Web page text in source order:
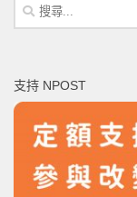
搜
尋
字:
支持 NPOST